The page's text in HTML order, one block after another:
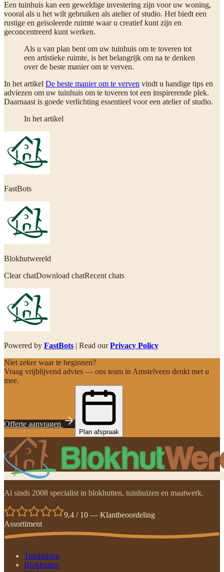
Een tuinhuis kan een geweldige investering zijn voor uw woning,
vooral als u het wilt gebruiken als atelier of studio. Het biedt een
rustige en geïsoleerde ruimte waar u creatief kunt zijn en
geconcentreerd kunt werken.
Als u van plan bent om uw tuinhuis om te toveren tot
een artistieke ruimte, is het belangrijk om na te denken
over de beste manier om te verven.
In het artikel De beste manier om te verven vindt u handige tips en
adviezen om uw tuinhuis om te toveren tot een inspirerende plek.
Daarnaast is goede verlichting essentieel voor een atelier of studio.
In het artikel
FastBots
Blokhutwereld
Clear chatDownload chatRecent chats
Powered by FastBots | Read ourPrivacy Policy
Niet zeker waar te beginnen?
Vraag vrijblijvend advies — ons team in Amstelveen denkt met u
mee.
Offerte aanvragen
Plan afspraak
Al sinds 2008 specialist in blokhutten, tuinhuizen en maatwerk.
9,4 / 10 — Klantbeoordeling
Assortiment
Tuinhuizen
Blokhutten